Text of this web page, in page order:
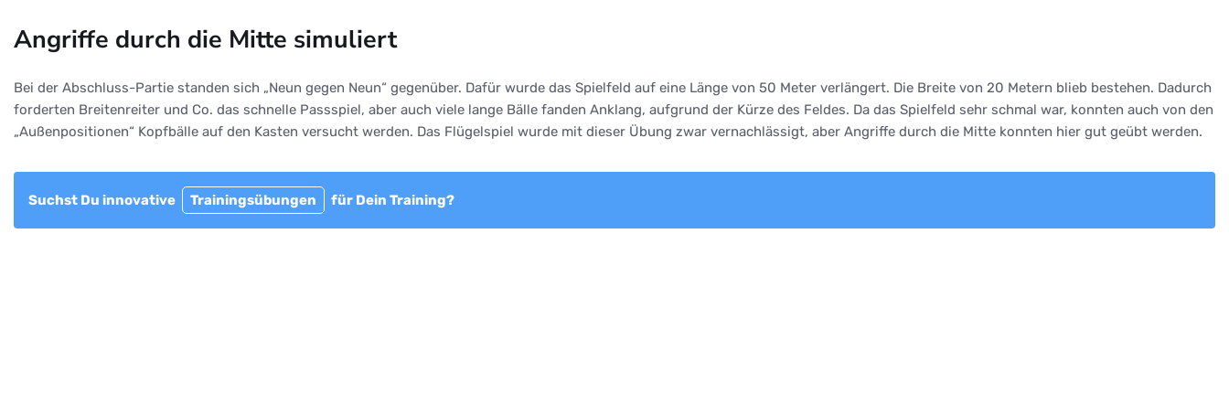
Angriffe durch die Mitte simuliert
Bei der Abschluss-Partie standen sich „Neun gegen Neun“ gegenüber. Dafür wurde das Spielfeld auf eine Länge von 50 Meter verlängert. Die Breite von 20 Metern blieb bestehen. Dadurch
forderten Breitenreiter und Co. das schnelle Passspiel, aber auch viele lange Bälle fanden Anklang, aufgrund der Kürze des Feldes. Da das Spielfeld sehr schmal war, konnten auch von den
„Außenpositionen“ Kopfbälle auf den Kasten versucht werden. Das Flügelspiel wurde mit dieser Übung zwar vernachlässigt, aber Angriffe durch die Mitte konnten hier gut geübt werden.
Suchst Du innovative Trainingsübungen für Dein Training?